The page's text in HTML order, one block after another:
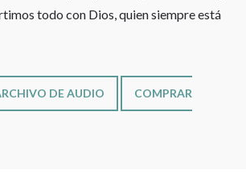
todo con Dios, quien siempre está
DE AUDIO
COMPRAR